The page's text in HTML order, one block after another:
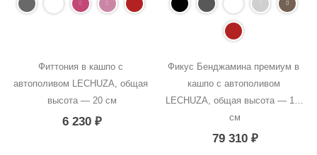
Фиттония в кашпо с
автополивом LECHUZA, общая
высота — 20 см
6 230 ₽
Фикус Бенджамина премиум в
кашпо с автополивом
LECHUZA, общая высота — 170
см
79 310 ₽